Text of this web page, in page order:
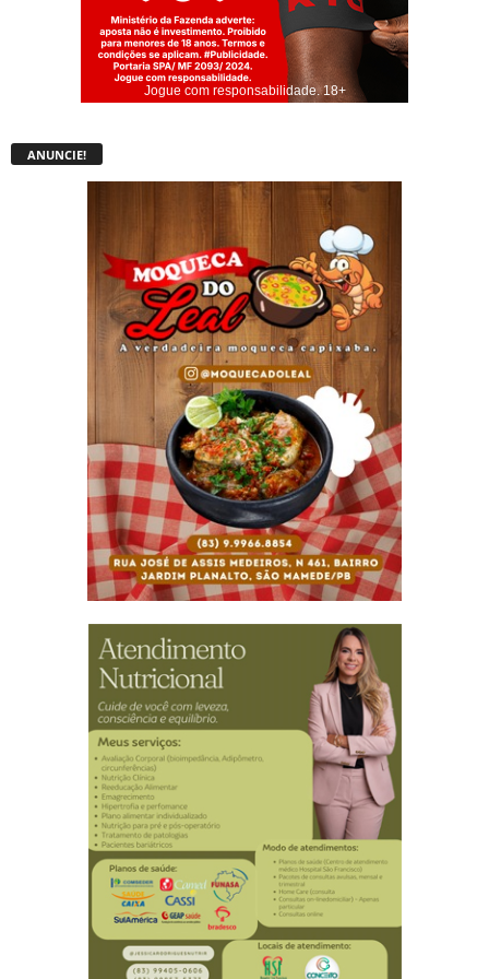
Jogue com responsabilidade. 18+
ANUNCIE!